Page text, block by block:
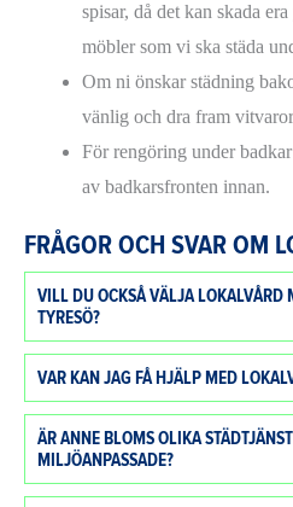
spisar, då det kan skada
möbler som vi ska städa
Om ni önskar städning
vänlig och dra fram
För rengöring under
av badkarsfronten innan.
FRÅGOR OCH SVAR OM
VILL DU OCKSÅ VÄLJA LOKALVÅRD
TYRESÖ?
VAR KAN JAG FÅ HJÄLP MED
ÄR ANNE BLOMS OLIKA
MILJÖANPASSADE?